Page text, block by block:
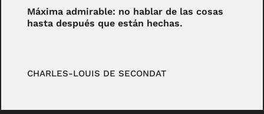
Máxima admirable: no hablar de las cosas
hasta después que están hechas.
CHARLES-LOUIS DE SECONDAT